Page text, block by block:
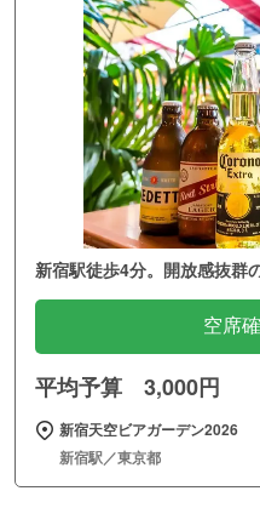
新宿駅徒歩4分。開放感抜群
空席
平均予算 3,000円
新宿天空ビアガーデン2026
新宿駅／東京都